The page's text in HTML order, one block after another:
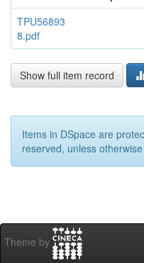
TPU56893
8.pdf
Show full item record
Items in DSpace are
reserved, unless
Theme by